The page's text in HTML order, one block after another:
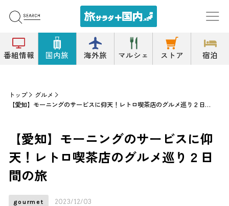
番組情報 国内旅 海外旅 マルシェ ストア 宿泊
トップ
グルメ
【愛知】モーニングのサービスに仰天！レトロ喫茶店のグルメ巡り２日間の旅
【愛知】モーニングのサービスに仰
天！レトロ喫茶店のグルメ巡り２日
間の旅
gourmet 2023/12/03